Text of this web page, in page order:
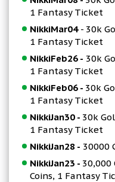
1 Fantasy Ticket
NikkiMar04- 30k
1 Fantasy Ticket
NikkiFeb26 - 30k
1 Fantasy Ticket
NikkiFeb06 - 30k
1 Fantasy Ticket
NikkiJan30 - 30k
1 Fantasy Ticket
NikkiJan28 - 30000
NikkiJan23 - 30,000
Coins, 1 Fantasy